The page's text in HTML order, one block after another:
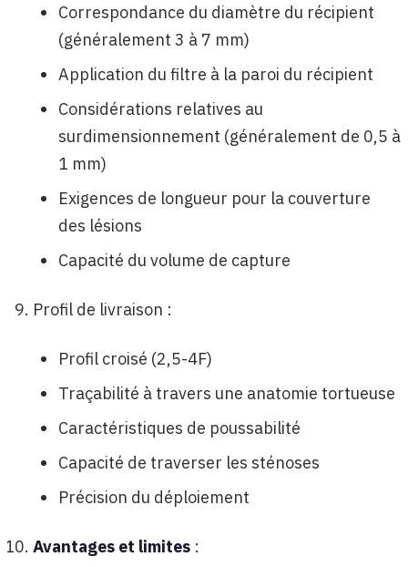
Correspondance du diamètre du récipient
(généralement 3 à 7 mm)
Application du filtre à la paroi du récipient
Considérations relatives au
surdimensionnement (généralement de 0,5 à
1 mm)
Exigences de longueur pour la couverture
des lésions
Capacité du volume de capture
Profil de livraison :
Profil croisé (2,5-4F)
Traçabilité à travers une anatomie tortueuse
Caractéristiques de poussabilité
Capacité de traverser les sténoses
Précision du déploiement
Avantages et limites :